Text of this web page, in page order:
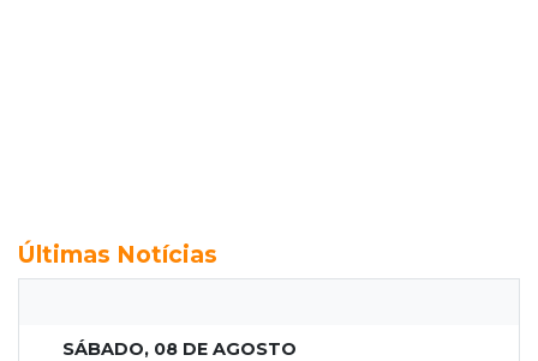
Últimas Notícias
SÁBADO, 08 DE AGOSTO